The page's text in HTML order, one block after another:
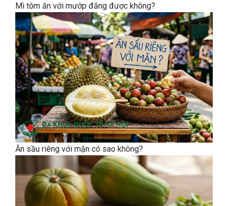
Mì tôm ăn với mướp đắng được không?
Ăn sầu riêng với mận có sao không?